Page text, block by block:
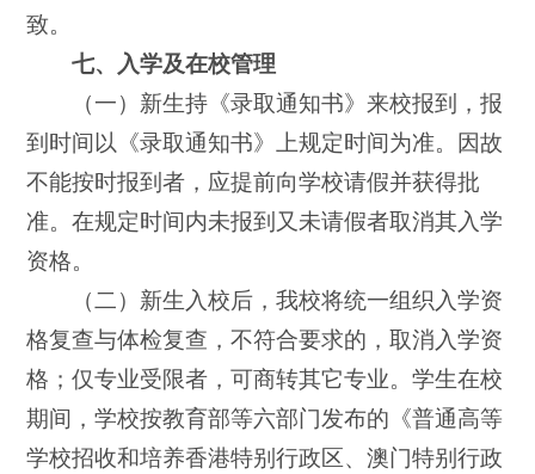
致。
七、入学及在校管理
（一）新生持《录取通知书》来校报到，报
到时间以《录取通知书》上规定时间为准。因故
不能按时报到者，应提前向学校请假并获得批
准。在规定时间内未报到又未请假者取消其入学
资格。
（二）新生入校后，我校将统一组织入学资
格复查与体检复查，不符合要求的，取消入学资
格；仅专业受限者，可商转其它专业。学生在校
期间，学校按教育部等六部门发布的《普通高等
学校招收和培养香港特别行政区、澳门特别行政